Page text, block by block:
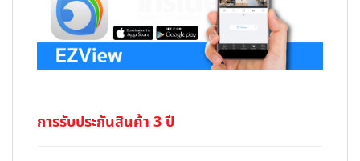
การรับประกันสินค้า 3 ปี